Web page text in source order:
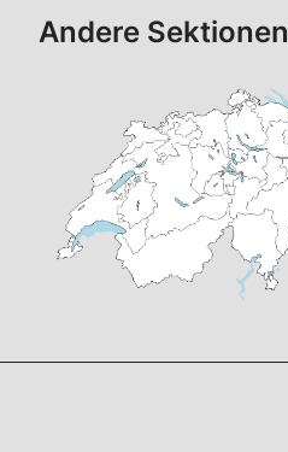
Andere Sektionen